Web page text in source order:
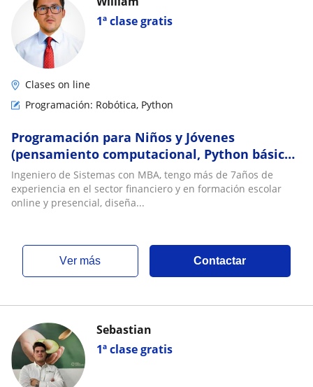
1ª clase gratis
Clases on line
Programación: Robótica, Python
Programación para Niños y Jóvenes
(pensamiento computacional, Python básico
y proyectos guiados-hojas de calculo
Ingeniero de Sistemas con MBA, tengo más de 7años de
experiencia en el sector financiero y en formación escolar
online y presencial, diseña...
ver más Contactar
1ª clase gratis
Sebastian